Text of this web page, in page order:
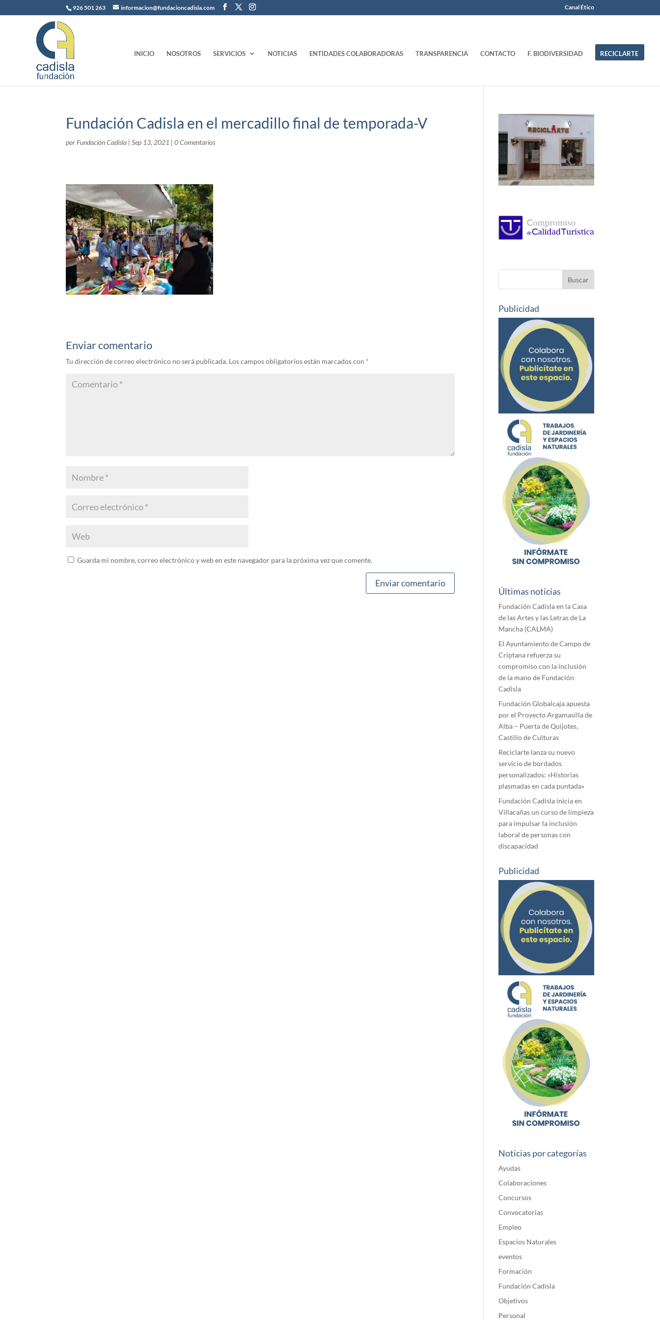
926 501 263 informacion@fundacioncadisla.com Canal Ético
INICIO NOSOTROS SERVICIOS NOTICIAS ENTIDADES COLABORADORAS TRANSPARENCIA CONTACTO F. BIODIVERSIDAD RECICLARTE
Fundación Cadisla en el mercadillo final de temporada-V
por Fundación Cadisla |Sep 13, 2021 |0 Comentarios
Enviar comentario
Tu dirección de correo electrónico no será publicada. Los campos obligatorios están marcados con *
Guarda mi nombre, correo electrónico y web en este navegador para la próxima vez que comente.
Publicidad
Últimas noticias
Fundación Cadisla en la Casa
de las Artes y las Letras de La
Mancha (CALMA)
El Ayuntamiento de Campo de
Criptana refuerza su
compromiso con la inclusión
de la mano de Fundación
Cadisla
Fundación Globalcaja apuesta
por el Proyecto Argamasilla de
Alba – Puerta de Quijotes,
Castillo de Culturas
Reciclarte lanza su nuevo
servicio de bordados
personalizados: «Historias
plasmadas en cada puntada»
Fundación Cadisla inicia en
Villacañas un curso de limpieza
para impulsar la inclusión
laboral de personas con
discapacidad
Publicidad
Noticias por categorías
Ayudas
Colaboraciones
Concursos
Convocatorias
Empleo
Espacios Naturales
eventos
Formación
Fundación Cadisla
Objetivos
Personal